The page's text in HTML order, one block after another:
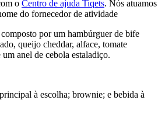
o Centro de ajuda Tiqets. Nós atuamos
do fornecedor de atividade
por um hambúrguer de bife
queijo cheddar, alface, tomate
anel de cebola estaladiço.
à escolha; brownie; e bebida à